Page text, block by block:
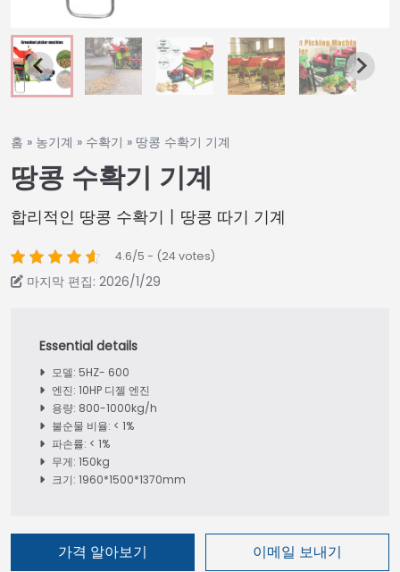
홈 » 농기계 » 수확기 » 땅콩 수확기 기계
땅콩 수확기 기계
합리적인 땅콩 수확기丨땅콩 따기 기계
4.6/5 - (24 votes)
마지막 편집: 2026/1/29
모델: 5HZ- 600
엔진: 10HP 디젤 엔진
용량: 800-1000kg/h
불순물 비율: < 1%
파손률: < 1%
무게: 150kg
크기: 1960*1500*1370mm
가격 알아보기 이메일 보내기